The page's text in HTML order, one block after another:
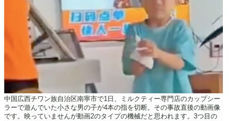
中国広西チワン族自治区南寧市で1日、ミルクティー専門店のカップシー
ラーで遊んでいた小さな男の子が4本の指を切断。その事故直後の動画像
です。映っていませんが動画2のタイプの機械だと思われます。3つ目の